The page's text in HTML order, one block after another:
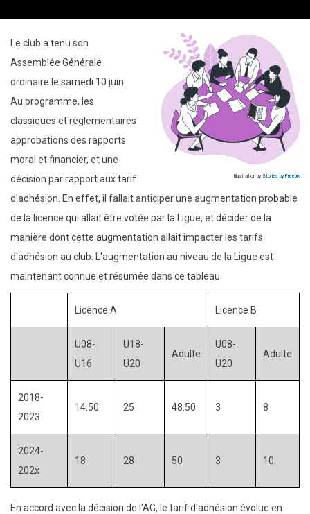
Illustration by Stories by Freepik
Le club a tenu son
Assemblée Générale
ordinaire le samedi 10 juin.
Au programme, les
classiques et règlementaires
approbations des rapports
moral et financier, et une
décision par rapport aux tarif
d'adhésion. En effet, il fallait anticiper une augmentation probable
de la licence qui allait être votée par la Ligue, et décider de la
manière dont cette augmentation allait impacter les tarifs
d'adhésion au club. L'augmentation au niveau de la Ligue est
maintenant connue et résumée dans ce tableau
Licence A Licence B
U08-
U16
U18-
U20
Adulte
U08-
U20
Adulte
2018-
2023
14.50 25 48.50 3 8
2024-
202x
18 28 50 3 10
En accord avec la décision de l'AG, le tarif d'adhésion évolue en